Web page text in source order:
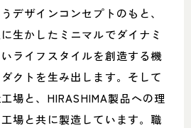
デザインコンセプトのもと、
生かしたミニマルでダイナミ
ライフスタイルを創造する機
クトを生み出します。そして
場と、HIRASHIMA製品への理
場と共に製造しています。職